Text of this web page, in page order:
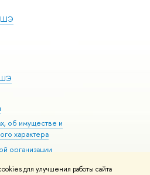
для улучшения работы сайта
об имуществе и
характера
организации
здоровья